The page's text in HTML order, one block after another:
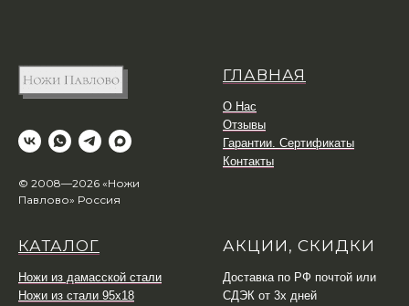
© 2008—2026 «Ножи
Павлово» Россия
ГЛАВНАЯ
О Нас
Отзывы
Гарантии. Сертификаты
Контакты
КАТАЛОГ
Ножи из дамасской стали
Ножи из стали 95х18
АКЦИИ, СКИДКИ
Доставка по РФ почтой или
СДЭК от 3х дней